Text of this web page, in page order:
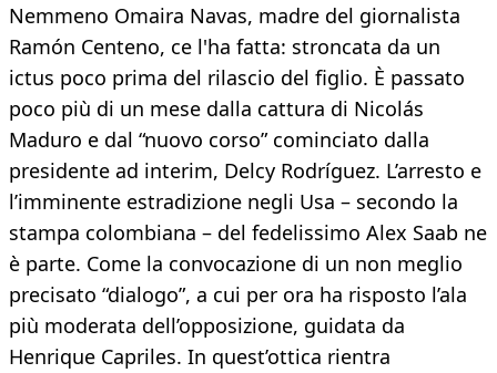
Nemmeno Omaira Navas, madre del giornalista
Ramón Centeno, ce l'ha fatta: stroncata da un
ictus poco prima del rilascio del figlio. È passato
poco più di un mese dalla cattura di Nicolás
Maduro e dal “nuovo corso” cominciato dalla
presidente ad interim, Delcy Rodríguez. L’arresto e
l’imminente estradizione negli Usa – secondo la
stampa colombiana – del fedelissimo Alex Saab ne
è parte. Come la convocazione di un non meglio
precisato “dialogo”, a cui per ora ha risposto l’ala
più moderata dell’opposizione, guidata da
Henrique Capriles. In quest’ottica rientra